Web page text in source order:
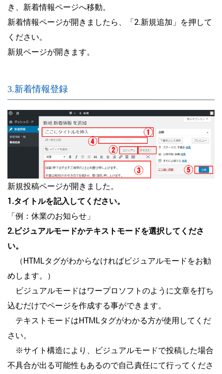
き、新着情報ページへ移動。
新着情報ページが開きましたら、「2.新規追加」を押して
ください。
新規ページが開きます。
3.新着情報登録
新規投稿ページが開きました。
1.タイトルを記入してください。
「例：休業のお知らせ」
2.ビジュアルモードかテキストモードを選択してくださ
い。
（HTMLタグがわからなければビジュアルモードをお勧
めします。）
ビジュアルモードはワープロソフトのように文章を打ち
込むだけでページを作成する事ができます。
テキストモードはHTMLタグがわかる方が使用してくだ
さい。
※サイト構造により、ビジュアルモードで投稿した場合
不具合が出る可能性もあるので自己責任にて行ってくださ